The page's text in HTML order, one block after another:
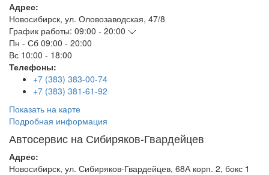
Адрес:
Новосибирск, ул. Оловозаводская, 47/8
График работы: 09:00 - 20:00
Пн - Сб 09:00 - 20:00
Вс 10:00 - 18:00
Телефоны:
+7 (383) 383-00-74
+7 (383) 381-61-92
Показать на карте
Подробная информация
Автосервис на Сибиряков-Гвардейцев
Адрес:
Новосибирск, ул. Сибиряков-Гвардейцев, 68А корп. 2, бокс 1